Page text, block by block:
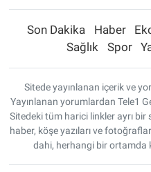
Son Dakika Haber
Sağlık
Spor
Sitede yayınlanan içerik ve
Yayınlanan yorumlardan Tele1
Sitedeki tüm harici linkler ayrı bir
haber, köşe yazıları ve
dahi, herhangi bir ortamda